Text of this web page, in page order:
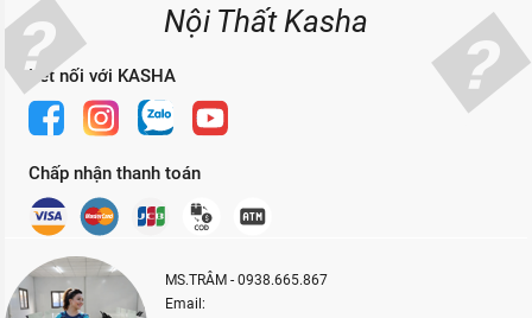
Nội Thất Kasha
Kết nối với KASHA
Chấp nhận thanh toán
MS.TRÂM - 0938.665.867
Email: